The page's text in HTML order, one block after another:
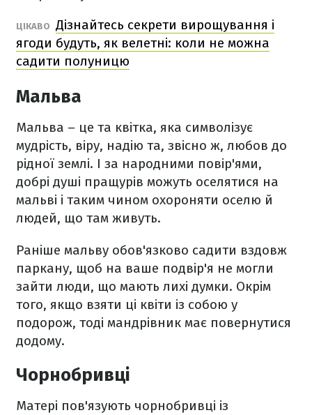
ЦІКАВО Дізнайтесь секрети вирощування і
ягоди будуть, як велетні: коли не можна
садити полуницю
Мальва
Мальва – це та квітка, яка символізує
мудрість, віру, надію та, звісно ж, любов до
рідної землі. І за народними повір'ями,
добрі душі пращурів можуть оселятися на
мальві і таким чином охороняти оселю й
людей, що там живуть.
Раніше мальву обов'язково садити вздовж
паркану, щоб на ваше подвір'я не могли
зайти люди, що мають лихі думки. Окрім
того, якщо взяти ці квіти із собою у
подорож, тоді мандрівник має повернутися
додому.
Чорнобривці
Матері пов'язують чорнобривці із